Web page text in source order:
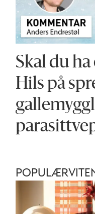
Skal du
Hils på